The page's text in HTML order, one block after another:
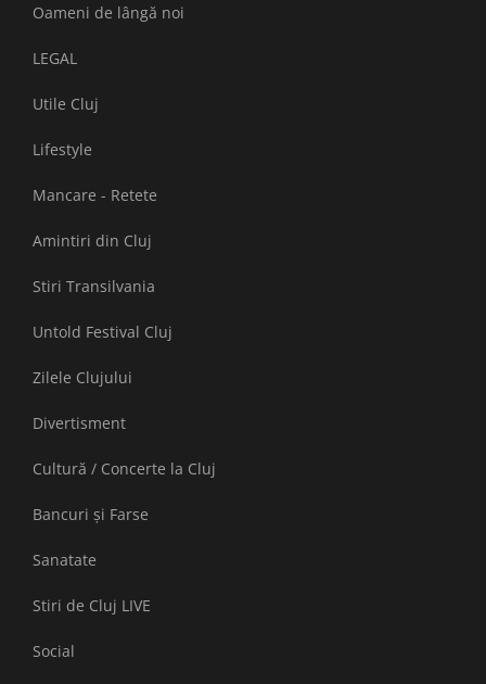
Oameni de lângă noi
LEGAL
Utile Cluj
Lifestyle
Mancare - Retete
Amintiri din Cluj
Stiri Transilvania
Untold Festival Cluj
Zilele Clujului
Divertisment
Cultură / Concerte la Cluj
Bancuri și Farse
Sanatate
Stiri de Cluj LIVE
Social